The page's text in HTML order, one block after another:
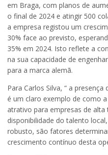
em Braga, com planos de
o final de 2024 e atingir 500
a empresa registou um
30% face ao previsto,
35% em 2024. Isto reflete a
na sua capacidade de
para a marca alemã.
Para Carlos Silva, “ a
é um claro exemplo de como
atrativo para empresas de alta
disponibilidade do talento
robusto, são fatores
crescimento contínuo desta